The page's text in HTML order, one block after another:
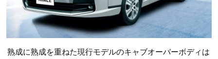
熟成に熟成を重ねた現行モデルのキャブオーバーボディは